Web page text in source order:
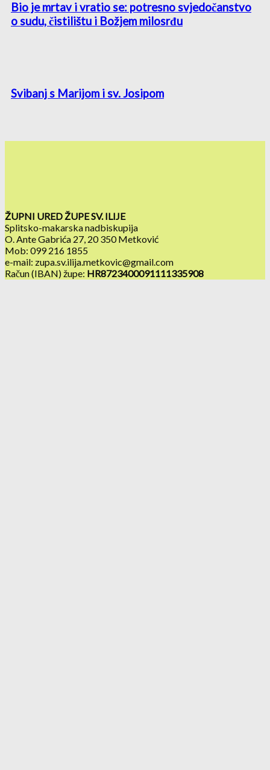
Bio je mrtav i vratio se: potresno svjedočanstvo
o sudu, čistilištu i Božjem milosrđu
Svibanj s Marijom i sv. Josipom
ŽUPNI URED ŽUPE SV. ILIJE
Splitsko-makarska nadbiskupija
O. Ante Gabrića 27, 20 350 Metković
Mob: 099 216 1855
e-mail: zupa.sv.ilija.metkovic@gmail.com
Račun (IBAN) župe: HR8723400091111335908